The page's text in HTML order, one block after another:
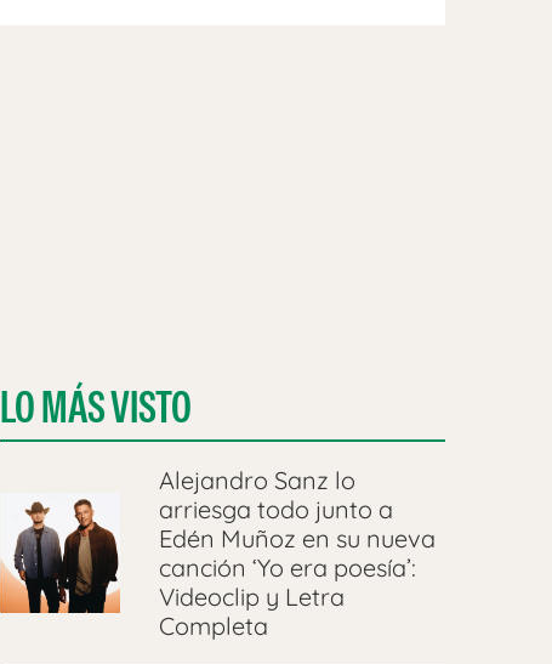
LO MÁS VISTO
Alejandro Sanz lo
arriesga todo junto a
Edén Muñoz en su nueva
canción ‘Yo era poesía’:
Videoclip y Letra
Completa